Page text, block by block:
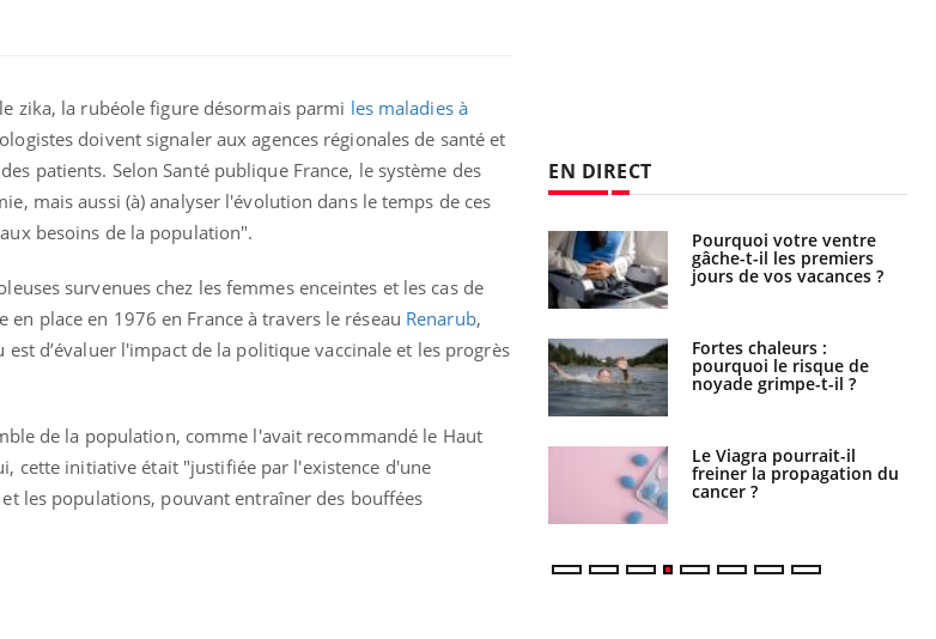
zika, la rubéole figure désormais parmi les maladies à
doivent signaler aux agences régionales de santé et
patients. Selon Santé publique France, le système des
mais aussi (à) analyser l'évolution dans le temps de ces
besoins de la population".
survenues chez les femmes enceintes et les cas de
place en 1976 en France à travers le réseau Renarub,
est d’évaluer l'impact de la politique vaccinale et les progrès
de la population, comme l'avait recommandé le Haut
cette initiative était "justifiée par l'existence d'une
les populations, pouvant entraîner des bouffées
EN DIRECT
: ce qui
des femmes
empêche-t-elle
: la fin du comprimé
les jours se profile-t-
enfin ?
jours de vos vacances ?
Fortes chaleurs :
pourquoi le risque de
Le Viagra pourrait-il
freiner la propagation du
cancer ?
Pourquoi manger moins
de protéines pourrait
finalement être bénéfique
Grossesse et chaleur : ce
que dit la science
Le smartphone nuit-il à
l'apprentissage de la
lecture ?